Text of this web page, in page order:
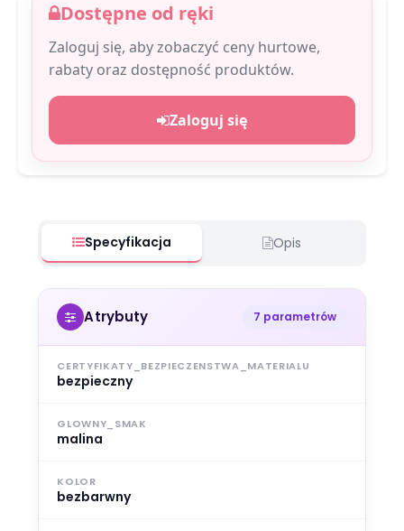
Dostępne od ręki
Zaloguj się, aby zobaczyć ceny hurtowe,
rabaty oraz dostępność produktów.
Zaloguj się
Specyfikacja Opis
Atrybuty 7 parametrów
CERTYFIKATY_BEZPIECZENSTWA_MATERIALU
bezpieczny
GLOWNY_SMAK
malina
KOLOR
bezbarwny